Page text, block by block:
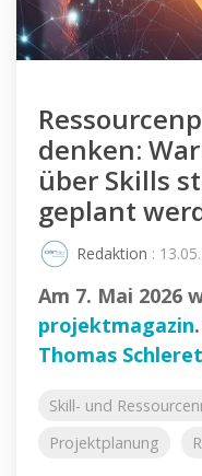
denken:
über Skills
geplant
Redaktion :
Am 7. Mai 2026
projektmagazin
Thomas
Skill- und
Projektplanung